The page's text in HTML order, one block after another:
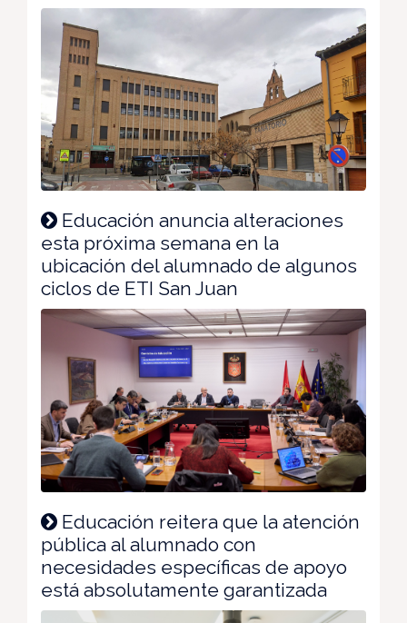
Educación anuncia alteraciones
esta próxima semana en la
ubicación del alumnado de algunos
ciclos de ETI San Juan
Educación reitera que la atención
pública al alumnado con
necesidades específicas de apoyo
está absolutamente garantizada